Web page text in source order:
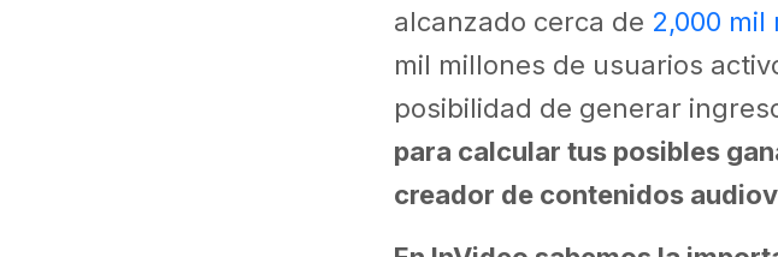
alcanzado cerca de 2,000 mil
mil millones de usuarios
posibilidad de generar
para calcular tus posibles
creador de contenidos